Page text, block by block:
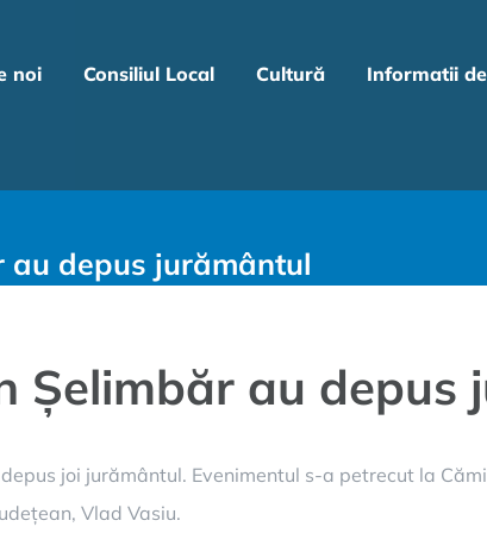
noi Consiliul Local Cultură Informatii
au depus jurământul
Șelimbăr au depus
joi jurământul. Evenimentul s-a petrecut la
Vlad Vasiu.